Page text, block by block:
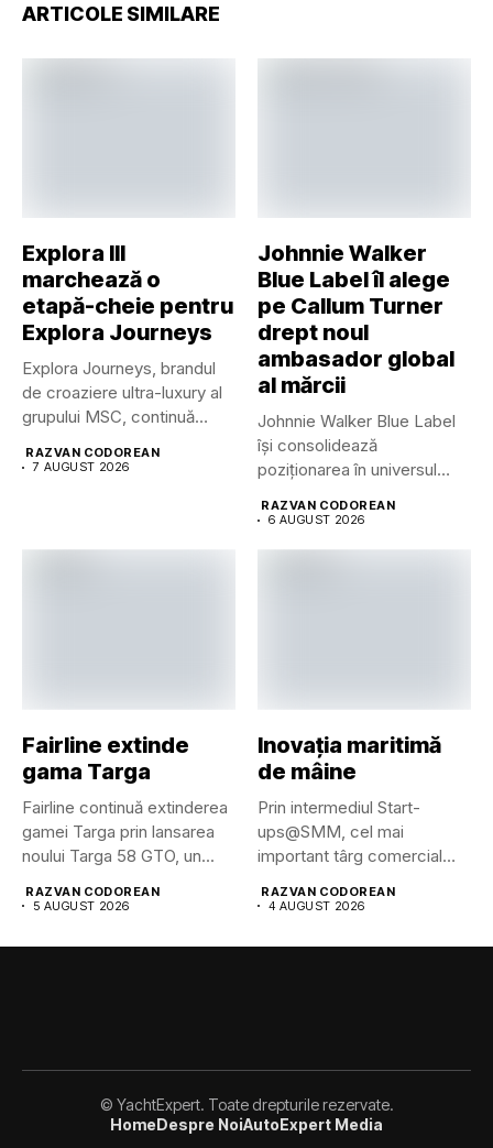
ARTICOLE SIMILARE
Explora III
marchează o
etapă-cheie pentru
Explora Journeys
Explora Journeys, brandul
de croaziere ultra-luxury al
grupului MSC, continuă
RAZVAN CODOREAN
7 AUGUST 2026
Johnnie Walker
Blue Label îl alege
pe Callum Turner
drept noul
ambasador global
al mărcii
Johnnie Walker Blue Label
își consolidează
poziționarea în universul
RAZVAN CODOREAN
6 AUGUST 2026
Fairline extinde
gama Targa
Fairline continuă extinderea
gamei Targa prin lansarea
noului Targa 58 GTO, un...
RAZVAN CODOREAN
5 AUGUST 2026
Inovația maritimă
de mâine
Prin intermediul Start-
ups@SMM, cel mai
important târg comercial
RAZVAN CODOREAN
4 AUGUST 2026
© YachtExpert. Toate drepturile rezervate.
HomeDespre NoiAutoExpert Media